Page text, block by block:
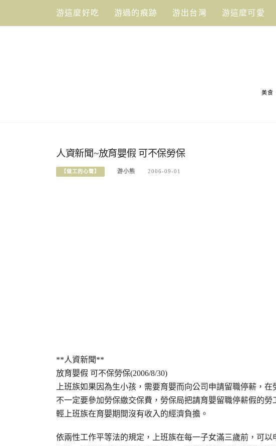
content
游這麼好吃 游過的痕跡 游出台灣 游這麼可愛
美食
人資新聞~放育嬰假 可不保勞保
【做工的心聲】 游小熊 2006-09-01
**人資新聞**
放育嬰假 可不保勞保(2006/8/30)
上班族如果因為生小孩，需要育嬰而向公司申請留職停薪，在
不一定要參加勞保繳交保費，勞保局把請育嬰留職停薪假的
輕上班族在育嬰期間沒有收入的經濟負擔。
依兩性工作平等法的規定，上班族在每一子女滿三歲前，可